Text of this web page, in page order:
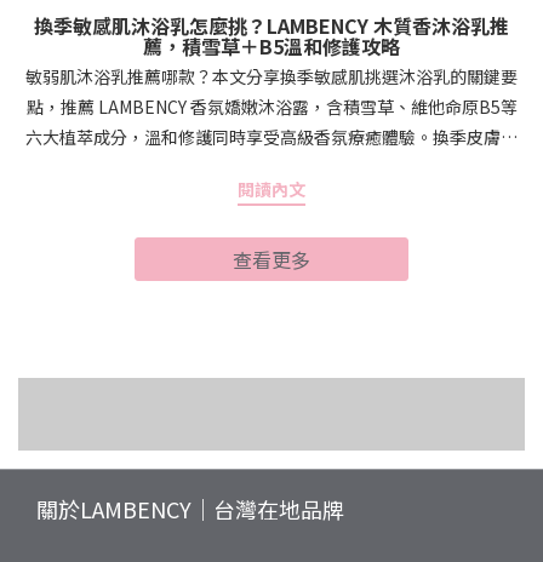
換季敏感肌沐浴乳怎麼挑？LAMBENCY 木質香沐浴乳推
薦，積雪草＋B5溫和修護攻略
敏弱肌沐浴乳推薦哪款？本文分享換季敏感肌挑選沐浴乳的關鍵要
點，推薦 LAMBENCY 香氛嬌嫩沐浴露，含積雪草、維他命原B5等
六大植萃成分，溫和修護同時享受高級香氛療癒體驗。換季皮膚拉
是也有這樣的困擾：洗完澡皮膚緊繃乾癢、身體某些部位莫名泛
肌在發出的求救訊號。敏弱肌的肌膚屏障本來就比較脆弱，當溫
度、濕度劇烈變化時，皮脂分泌容易失衡，角質層的保水能力也會
就是「溫和不緊繃」，同時最好能兼顧保濕修護功能，才能幫助肌
到底該看哪些成分才不會踩雷？這裡幫大家整理幾個關鍵指標：1.
維他命原B5（泛醇）：B5是公認的保濕修護明星成分，能深層滲透
閱讀內文
查看更多
液與磨砂膏的完整解析
況管理
細軟髮、油頭、乾癢頭皮專區｜完整
養護知識與產品推薦
關於LAMBENCY｜台灣在地品牌